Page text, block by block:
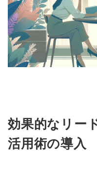
効果的なリー
活用術の導入